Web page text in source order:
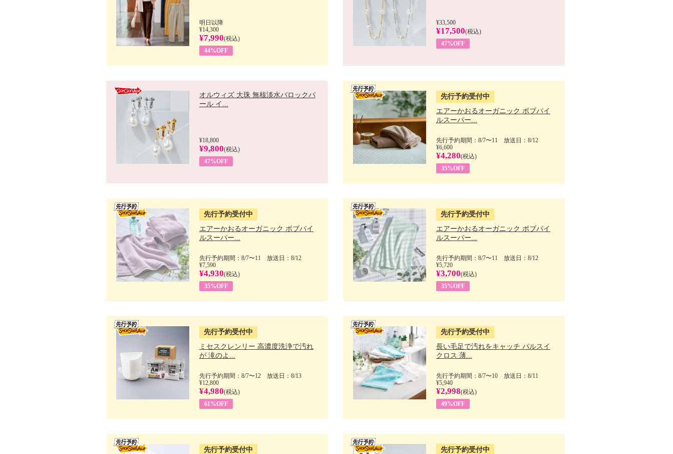
明日以降
¥14,300
¥7,990(税込)
44%OFF
¥33,500
¥17,500(税込)
47%OFF
オルウィズ 大珠 無核淡水バロックパ
ール イ...
¥18,800
¥9,800(税込)
47%OFF
先行予約受付中
エアーかおるオーガニック ボブパイ
ルスーパー...
先行予約期間：8/7〜11 放送日：8/12
¥6,600
¥4,280(税込)
35%OFF
先行予約受付中
エアーかおるオーガニック ボブパイ
ルスーパー...
先行予約期間：8/7〜11 放送日：8/12
¥7,590
¥4,930(税込)
35%OFF
先行予約受付中
エアーかおるオーガニック ボブパイ
ルスーパー...
先行予約期間：8/7〜11 放送日：8/12
¥5,720
¥3,700(税込)
35%OFF
先行予約受付中
ミセスクレンリー 高濃度洗浄で汚れ
が 滝のよ...
先行予約期間：8/7〜12 放送日：8/13
¥12,800
¥4,980(税込)
61%OFF
先行予約受付中
長い毛足で汚れをキャッチ パルスイ
クロス 薄...
先行予約期間：8/7〜10 放送日：8/11
¥5,940
¥2,998(税込)
49%OFF
先行予約受付中
先行予約受付中